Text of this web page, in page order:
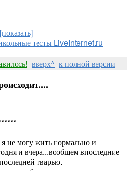
[показать]
тесты LiveInternet.ru
вверх^ к полной версии
не могу жить нормально и
и вчера...вообщем впоследние
тварью.